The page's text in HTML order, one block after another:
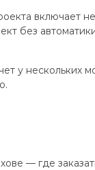
включает
без
у
— где